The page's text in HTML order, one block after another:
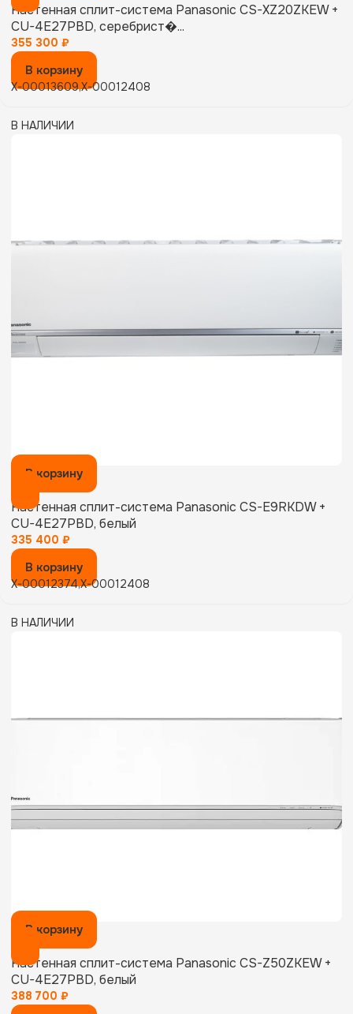
Настенная сплит-система Panasonic CS-XZ20ZKEW +
CU-4E27PBD, серебрист�...
355 300 ₽
В корзину
X-00013609,X-00012408
В НАЛИЧИИ
В корзину
Настенная сплит-система Panasonic CS-E9RKDW +
CU-4E27PBD, белый
335 400 ₽
В корзину
X-00012374,X-00012408
В НАЛИЧИИ
В корзину
Настенная сплит-система Panasonic CS-Z50ZKEW +
CU-4E27PBD, белый
388 700 ₽